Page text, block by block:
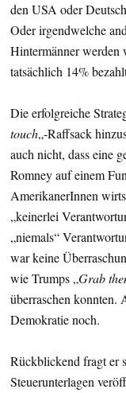
den USA oder
Oder irgendwelche
Hintermänner werden
tatsächlich 14%
Die erfolgreiche
touch„-Raffsack
auch nicht, dass eine
Romney auf einem
AmerikanerInnen
„keinerlei
„niemals“
war keine
wie Trumps „Grab
überraschen konnten.
Demokratie noch.
Rückblickend fragt er
Steuerunterlagen